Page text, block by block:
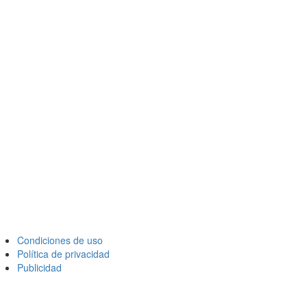
Condiciones de uso
Política de privacidad
Publicidad